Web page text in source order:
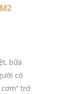
bữa
có
trở